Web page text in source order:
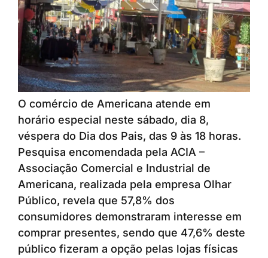
O comércio de Americana atende em
horário especial neste sábado, dia 8,
véspera do Dia dos Pais, das 9 às 18 horas.
Pesquisa encomendada pela ACIA –
Associação Comercial e Industrial de
Americana, realizada pela empresa Olhar
Público, revela que 57,8% dos
consumidores demonstraram interesse em
comprar presentes, sendo que 47,6% deste
público fizeram a opção pelas lojas físicas